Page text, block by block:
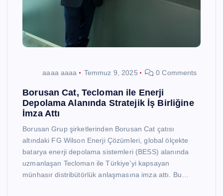
aaaa aaaa Temmuz 9, 2025 0 Comments
Borusan Cat, Tecloman ile Enerji
Depolama Alanında Stratejik İş Birliğine
İmza Attı
Borusan Grup şirketlerinden Borusan Cat çatısı
altındaki FG Wilson Enerji Çözümleri, global ölçekte
batarya enerji depolama sistemleri (BESS) alanında
uzmanlaşan Tecloman ile Türkiye’yi kapsayan
münhasır distribütörlük anlaşmasına imza attı. Bu…